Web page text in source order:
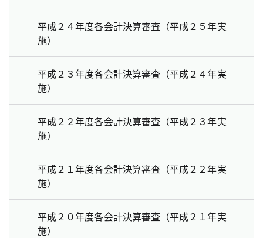
平成２４年度各会計決算審査（平成２５年実
施）
平成２３年度各会計決算審査（平成２４年実
施）
平成２２年度各会計決算審査（平成２３年実
施）
平成２１年度各会計決算審査（平成２２年実
施）
平成２０年度各会計決算審査（平成２１年実
施）